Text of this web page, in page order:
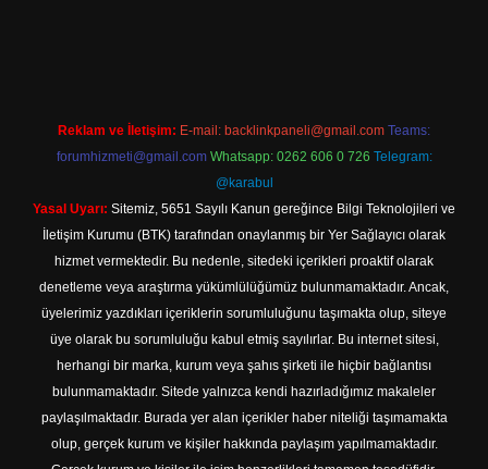
Reklam ve İletişim: E-mail: backlinkpaneli@gmail.com Teams:
forumhizmeti@gmail.com Whatsapp: 0262 606 0 726 Telegram:
@karabul
Yasal Uyarı: Sitemiz, 5651 Sayılı Kanun gereğince Bilgi Teknolojileri ve
İletişim Kurumu (BTK) tarafından onaylanmış bir Yer Sağlayıcı olarak
hizmet vermektedir. Bu nedenle, sitedeki içerikleri proaktif olarak
denetleme veya araştırma yükümlülüğümüz bulunmamaktadır. Ancak,
üyelerimiz yazdıkları içeriklerin sorumluluğunu taşımakta olup, siteye
üye olarak bu sorumluluğu kabul etmiş sayılırlar. Bu internet sitesi,
herhangi bir marka, kurum veya şahıs şirketi ile hiçbir bağlantısı
bulunmamaktadır. Sitede yalnızca kendi hazırladığımız makaleler
paylaşılmaktadır. Burada yer alan içerikler haber niteliği taşımamakta
olup, gerçek kurum ve kişiler hakkında paylaşım yapılmamaktadır.